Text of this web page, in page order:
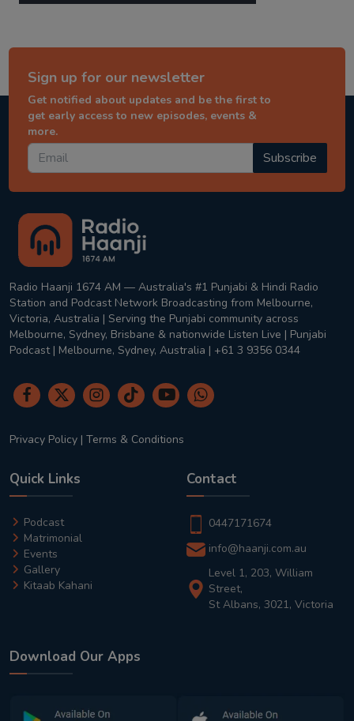
Sign up for our newsletter
Get notified about updates and be the first to
get early access to new episodes, events &
more.
Subscribe
Radio Haanji 1674 AM — Australia's #1 Punjabi & Hindi Radio
Station and Podcast Network Broadcasting from Melbourne,
Victoria, Australia | Serving the Punjabi community across
Melbourne, Sydney, Brisbane & nationwide Listen Live | Punjabi
Podcast | Melbourne, Sydney, Australia | +61 3 9356 0344
Privacy Policy | Terms & Conditions
Quick Links
Podcast
Matrimonial
Events
Gallery
Kitaab Kahani
Contact
0447171674
info@haanji.com.au
Level 1, 203, William
Street,
St Albans, 3021, Victoria
Download Our Apps